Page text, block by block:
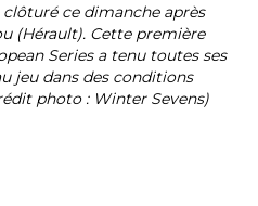
clôturé ce dimanche après
(Hérault). Cette première
Series a tenu toutes ses
jeu dans des conditions
photo : Winter Sevens)